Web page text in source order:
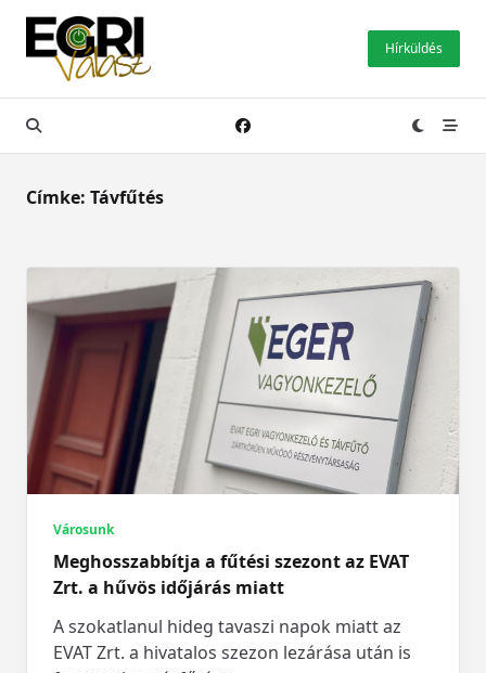
Skip
content
Hírküldés
Címke: Távfűtés
Városunk
Meghosszabbítja a fűtési szezont az EVAT
Zrt. a hűvös időjárás miatt
A szokatlanul hideg tavaszi napok miatt az
EVAT Zrt. a hivatalos szezon lezárása után is